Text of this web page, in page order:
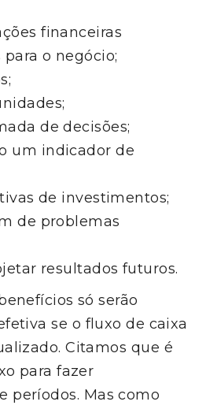
financeiras
o negócio;
de decisões;
um indicador de
de investimentos;
de problemas
resultados futuros.
só serão
se o fluxo de caixa
Citamos que é
para fazer
períodos. Mas como